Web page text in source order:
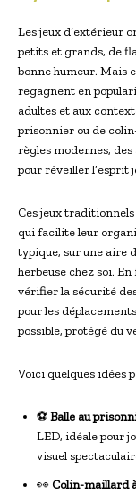
Les jeux d’extérieur
petits et grands, de
bonne humeur. Mais
regagnent en
adultes et aux
prisonnier ou de
règles modernes,
pour réveiller l’esprit
Ces jeux
qui facilite leur
typique, sur une aire
herbeuse chez soi.
vérifier la sécurité
pour les
possible, protégé du
Voici quelques idées
⚽Balle au
LED, idéale pour
visuel
👀 Colin-maillard